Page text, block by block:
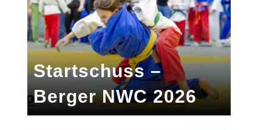
Startschuss –
Berger NWC 2026